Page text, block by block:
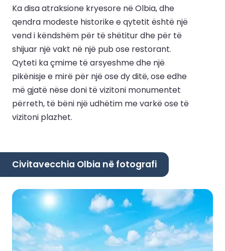
Ka disa atraksione kryesore në Olbia, dhe
qendra modeste historike e qytetit është një
vend i këndshëm për të shëtitur dhe për të
shijuar një vakt në një pub ose restorant.
Qyteti ka çmime të arsyeshme dhe një
pikënisje e mirë për një ose dy ditë, ose edhe
më gjatë nëse doni të vizitoni monumentet
përreth, të bëni një udhëtim me varkë ose të
vizitoni plazhet.
Civitavecchia Olbia në fotografi